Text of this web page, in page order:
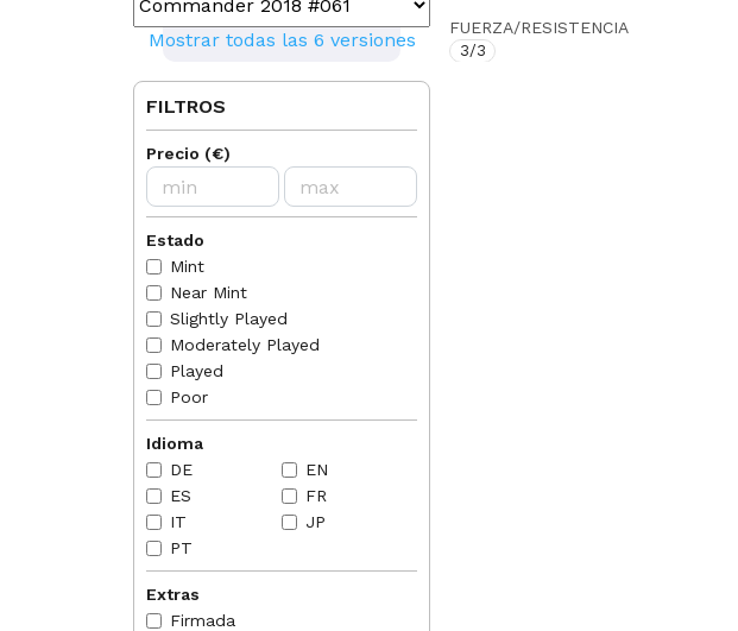
Mostrar todas las 6 versiones
FUERZA/RESISTENCIA
3/3
FILTROS
Precio (€)
Estado
Mint
Near Mint
Slightly Played
Moderately Played
Played
Poor
Idioma
DE
EN
ES
FR
IT
JP
PT
Extras
Firmada